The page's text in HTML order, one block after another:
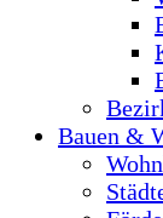
Bauen &